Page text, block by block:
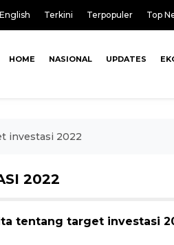
English Terkini Terpopuler Top
HOME NASIONAL UPDATES
investasi 2022
2022
tentang target investasi